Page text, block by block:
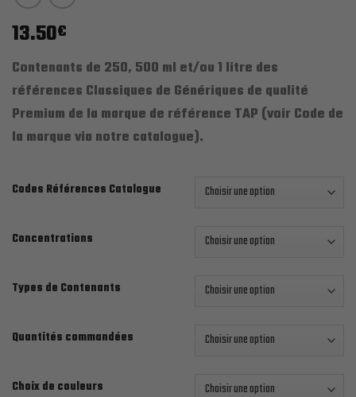
13.50€
Contenants de 250, 500 ml et/ou 1 litre des
références Classiques de Génériques de qualité
Premium de la marque de référence TAP (voir Code de
la marque via notre catalogue).
Codes Références Catalogue
Concentrations
Types de Contenants
Quantités commandées
Choix de couleurs